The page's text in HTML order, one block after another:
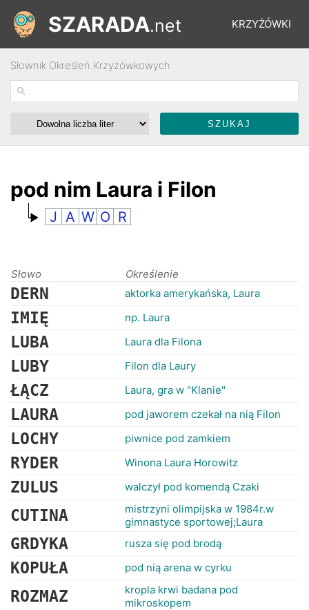
KRZYŻÓWKI
ŁAMIGŁÓWKI
SZARADA.net
Słownik Określeń Krzyżówkowych
pod nim Laura i Filon
J A W O R
Słowo Określenie
DERN aktorka amerykańska, Laura
IMIĘ np. Laura
LUBA Laura dla Filona
LUBY Filon dla Laury
ŁĄCZ Laura, gra w "Klanie"
LAURA pod jaworem czekał na nią Filon
LOCHY piwnice pod zamkiem
RYDER Winona Laura Horowitz
ZULUS walczył pod komendą Czaki
CUTINA
mistrzyni olimpijska w 1984r.w
gimnastyce sportowej;Laura
GRDYKA rusza się pod brodą
KOPUŁA pod nią arena w cyrku
ROZMAZ
kropla krwi badana pod
mikroskopem